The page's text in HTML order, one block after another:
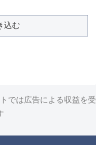
込む
では広告による収益を受